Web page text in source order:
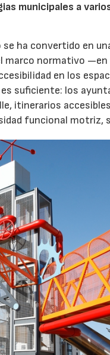
municipales a
ha convertido en
marco normativo —en
en los
suficiente: los
itinerarios
funcional motriz,